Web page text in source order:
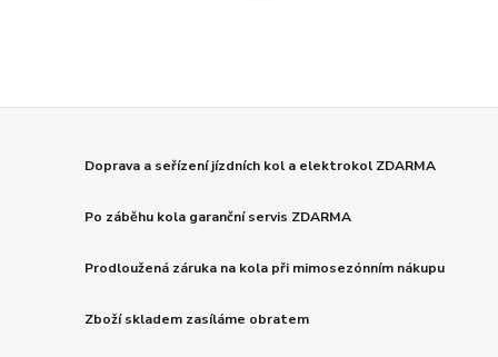
Doprava a seřízení jízdních kol a elektrokol ZDARMA
Po záběhu kola garanční servis ZDARMA
Prodloužená záruka na kola při mimosezónním nákupu
Zboží skladem zasíláme obratem